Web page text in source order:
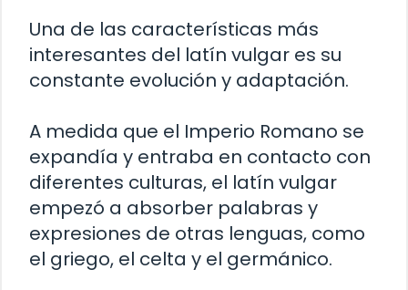
Una de las características más
interesantes del latín vulgar es su
constante evolución y adaptación.
A medida que el Imperio Romano se
expandía y entraba en contacto con
diferentes culturas, el latín vulgar
empezó a absorber palabras y
expresiones de otras lenguas, como
el griego, el celta y el germánico.